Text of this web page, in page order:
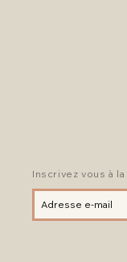
Inscrivez vous à